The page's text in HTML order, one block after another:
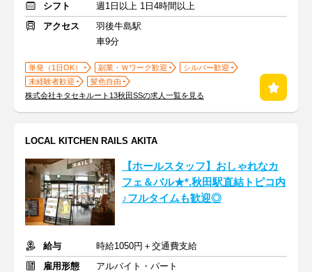
シフト
週1日以上 1日4時間以上
アクセス
羽後牛島駅
車9分
単発（1日OK） 副業・Ｗワーク歓迎
シルバー歓迎
未経験者歓迎
髪色自由
株式会社キタセキルート13秋田SSの求人一覧を見る
LOCAL KITCHEN RAILS AKITA
【ホールスタッフ】おしゃれなカ
フェ＆バル★*.秋田駅直結トピコ内
♪フルタイムも歓迎◎
給与
時給1050円＋交通費支給
雇用形態
アルバイト・パート